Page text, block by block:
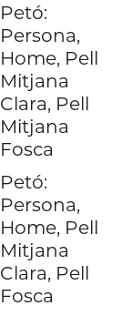
Petó:
Persona,
Home, Pell
Mitjana
Clara, Pell
Mitjana
Fosca
Petó:
Persona,
Home, Pell
Mitjana
Clara, Pell
Fosca